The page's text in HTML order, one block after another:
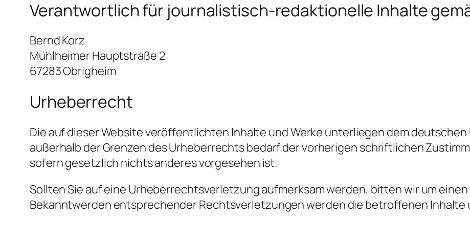
Verantwortlich für journalistisch-redaktionelle Inhalte
Bernd Korz
Mühlheimer Hauptstraße 2
67283 Obrigheim
Urheberrecht
Die auf dieser Website veröffentlichten Inhalte und Werke unterliegen dem
außerhalb der Grenzen des Urheberrechts bedarf der vorherigen schriftlichen
sofern gesetzlich nichts anderes vorgesehen ist.
Sollten Sie auf eine Urheberrechtsverletzung aufmerksam werden, bitten wir um
Bekanntwerden entsprechender Rechtsverletzungen werden die betroffenen